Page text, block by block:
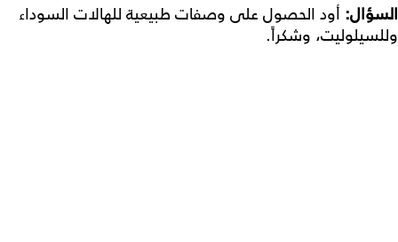
السؤال: أود الحصول على وصفات طبيعية للهالات السوداء
وللسيلوليت، وشكراً.